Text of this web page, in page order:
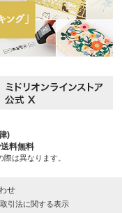
)
料無料
は異なります。
せ
引法に関する表示